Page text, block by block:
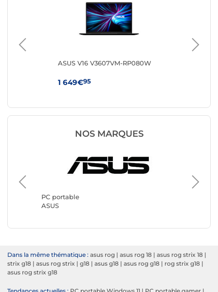
ASUS V16 V3607VM-RP080W
1 649€95
NOS MARQUES
PC portable
ASUS
PC
Lenovo
Dans la même thématique : asus rog | asus rog 18 | asus rog strix 18 |
strix g18 | asus rog strix | g18 | asus g18 | asus rog g18 | rog strix g18 |
asus rog strix g18